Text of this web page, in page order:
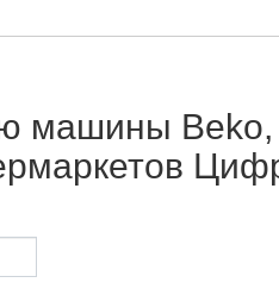
машины Beko,